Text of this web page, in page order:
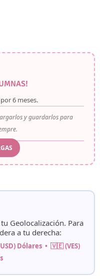
6 meses.
y guardarlos para
Geolocalización. Para
a tu derecha:
Dólares • 🇻🇪 (VES)